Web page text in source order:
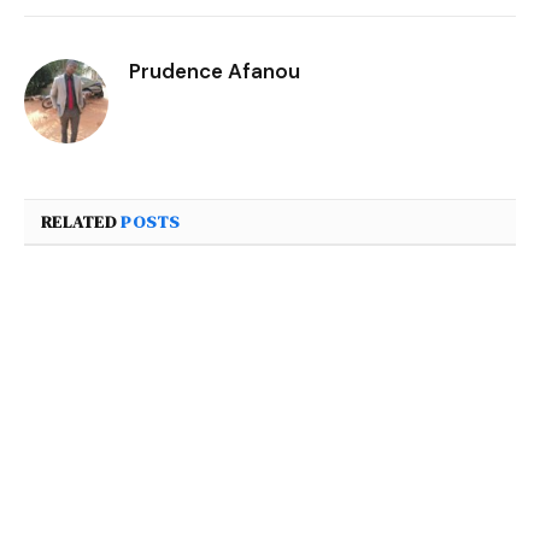
Prudence Afanou
RELATEDPOSTS